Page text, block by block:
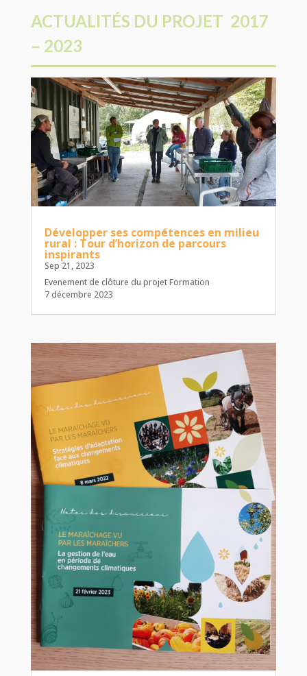
ACTUALITÉS DU PROJET 2017
– 2023
Développer ses compétences en milieu
rural : Tour d’horizon de parcours
inspirants
Sep 21, 2023
Evenement de clôture du projet Formation
7 décembre 2023